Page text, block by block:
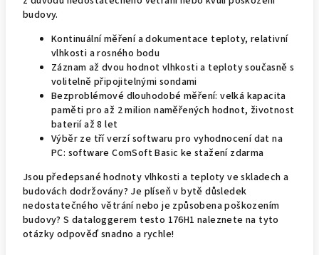
budovy.
Kontinuální měření a dokumentace teploty, relativní
vlhkosti a rosného bodu
Záznam až dvou hodnot vlhkosti a teploty současně s
volitelně připojitelnými sondami
Bezproblémové dlouhodobé měření: velká kapacita
paměti pro až 2 milion naměřených hodnot, životnost
baterií až 8 let
Výběr ze tří verzí softwaru pro vyhodnocení dat na
PC: software ComSoft Basic ke stažení zdarma
Jsou předepsané hodnoty vlhkosti a teploty ve skladech a
budovách dodržovány? Je plíseň v bytě důsledek
nedostatečného větrání nebo je způsobena poškozením
budovy? S dataloggerem testo 176H1 naleznete na tyto
otázky odpověď snadno a rychle!